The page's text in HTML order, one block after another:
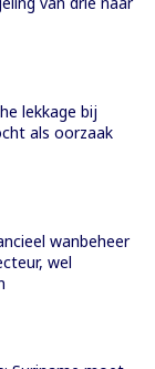
lekkage bij
als oorzaak
wanbeheer
wel